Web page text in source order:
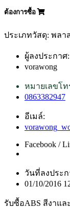
ต้องการซื้อ
ประเภทวัสดุ: พลา
ผู้ลงประกาศ:
vorawong
หมายเลขโ
0863382947
อีเมล์:
Facebook /
วันที่ลงประก
01/10/2016
รับซื้อABS สีงาแล